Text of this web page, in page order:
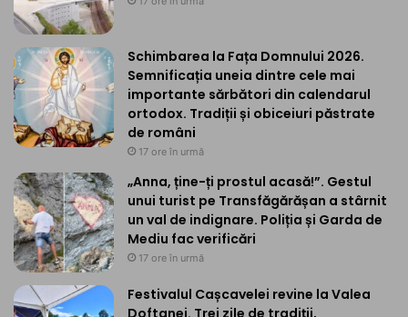
Schimbarea la Fața Domnului 2026.
Semnificația uneia dintre cele mai
importante sărbători din calendarul
ortodox. Tradiții și obiceiuri păstrate
de români
17 ore în urmă
„Anna, ține-ți prostul acasă!”. Gestul
unui turist pe Transfăgărășan a stârnit
un val de indignare. Poliția și Garda de
Mediu fac verificări
17 ore în urmă
Festivalul Cașcavelei revine la Valea
Doftanei. Trei zile de tradiții,